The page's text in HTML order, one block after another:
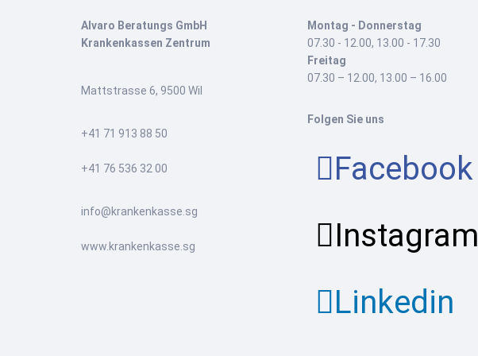
Alvaro Beratungs GmbH
Krankenkassen Zentrum
Mattstrasse 6, 9500 Wil
+41 71 913 88 50
+41 76 536 32 00
info@krankenkasse.sg
www.krankenkasse.sg
Montag - Donnerstag
07.30 - 12.00, 13.00 - 17.30
Freitag
07.30 – 12.00, 13.00 – 16.00
Folgen Sie uns
Facebook
Instagram
Linkedin